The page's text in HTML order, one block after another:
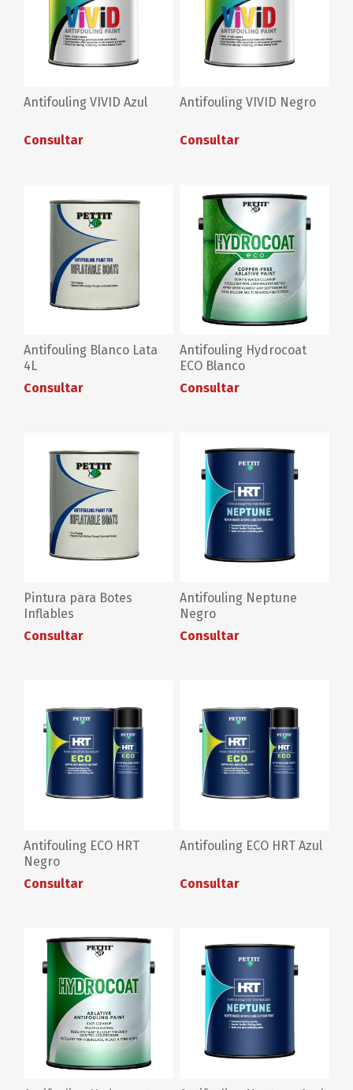
Antifouling VIVID Azul
Consultar
Antifouling VIVID Negro
Consultar
Antifouling Blanco Lata
4L
Consultar
Antifouling Hydrocoat
ECO Blanco
Consultar
Pintura para Botes
Inflables
Consultar
Antifouling Neptune
Negro
Consultar
Antifouling ECO HRT
Negro
Consultar
Antifouling ECO HRT Azul
Consultar